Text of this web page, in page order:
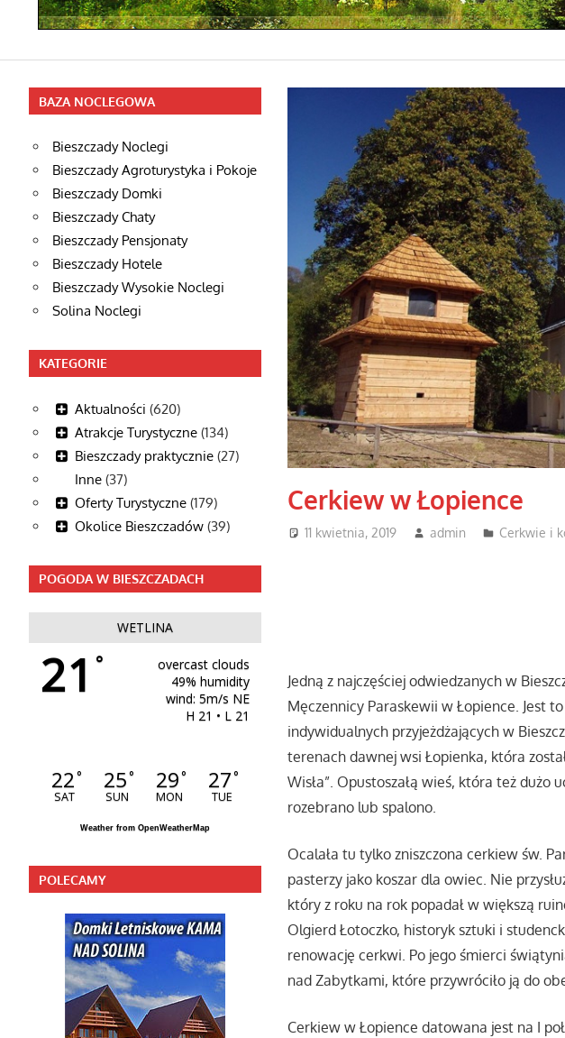
Cerkiew w Łopience
11 kwietnia, 2019 admin Cerkwie i
Jedną z najczęściej odwiedzanych w
Męczennicy Paraskewii w Łopience. Jest
indywidualnych przyjeżdżających w
terenach dawnej wsi Łopienka, która
Wisła”. Opustoszałą wieś, która też
rozebrano lub spalono.
Ocalała tu tylko zniszczona cerkiew św.
pasterzy jako koszar dla owiec. Nie
który z roku na rok popadał w większą
Olgierd Łotoczko, historyk sztuki i
renowację cerkwi. Po jego śmierci
nad Zabytkami, które przywróciło ją do
Cerkiew w Łopience datowana jest na I
BAZA NOCLEGOWA
Bieszczady Noclegi
Bieszczady Agroturystyka i Pokoje
Bieszczady Domki
Bieszczady Chaty
Bieszczady Pensjonaty
Bieszczady Hotele
Bieszczady Wysokie Noclegi
Solina Noclegi
KATEGORIE
Aktualności (620)
Atrakcje Turystyczne(134)
Bieszczady praktycznie(27)
Inne(37)
Oferty Turystyczne(179)
Okolice Bieszczadów(39)
POGODA W BIESZCZADACH
WETLINA
21 °
overcast clouds
49% humidity
wind: 5m/s NE
H 21 • L 21
22°
SAT
25°
SUN
29°
MON
27°
TUE
Weather from OpenWeatherMap
POLECAMY